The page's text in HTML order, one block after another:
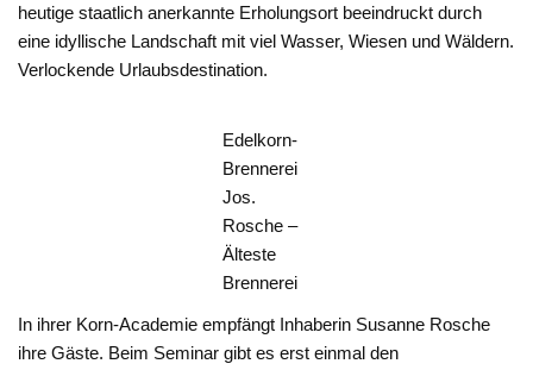
heutige staatlich anerkannte Erholungsort beeindruckt durch
eine idyllische Landschaft mit viel Wasser, Wiesen und Wäldern.
Verlockende Urlaubsdestination.
Edelkorn-
Brennerei
Jos.
Rosche –
Älteste
Brennerei
In ihrer Korn-Academie empfängt Inhaberin Susanne Rosche
ihre Gäste. Beim Seminar gibt es erst einmal den